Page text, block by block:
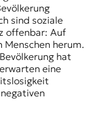
sind soziale
offenbar: Auf
Menschen herum.
hat
eine